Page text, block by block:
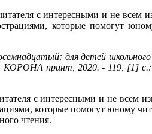
с интересными и не
которые помогут
для детей
принт, 2020. - 119, [1] с.:
с интересными и не
которые помогут юному
чтения.